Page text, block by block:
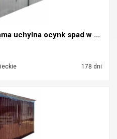
uchylna ocynk spad w ...
178 dni